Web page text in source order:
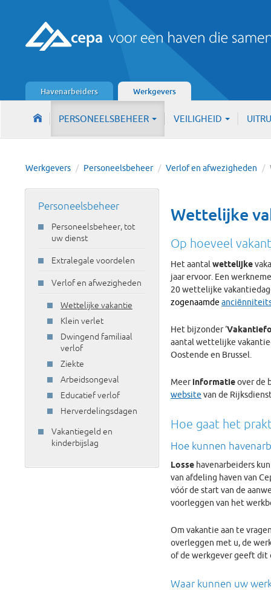
Havenarbeiders Werkgevers
PERSONEELSBEHEER VEILIGHEID
Werkgevers / Personeelsbeheer / Verlof en afwezigheden /
Personeelsbeheer
Personeelsbeheer, tot
uw dienst
Extralegale voordelen
Verlof en afwezigheden
Wettelijke vakantie
Klein verlet
Dwingend familiaal
verlof
Ziekte
Arbeidsongeval
Educatief verlof
Herverdelingsdagen
Vakantiegeld en
kinderbijslag
Wettelijke
Op hoeveel
Het aantal wettelijke
jaar ervoor. Een
20 wettelijke
zogenaamde
Het bijzonder ‘
aantal wettelijke
Oostende en Brussel.
Meerinformatieover de
website van de
Hoe gaat het
Hoe kunnen
Losse havenarbeiders
van afdeling haven van
vóór de start van de
voorleggen van het
Om vakantie aan te
overleggen met u, de
of de werkgever geeft dit
Waar kunnen uw